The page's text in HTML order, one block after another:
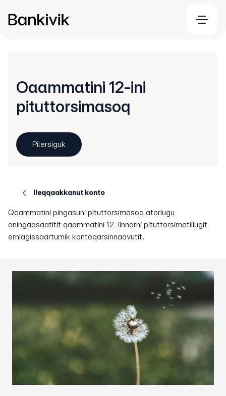
Oaammatini 12-ini
pituttorsimasoq
Pilersiguk
Ileqqaakkanut konto
Qaammatini pingasuni pituttorsimasoq atorlugu
aningaasaatitit qaammatini 12-iinnarni pituttorsimatillugit
erniagissaartumik kontoqarsinnaavutit.